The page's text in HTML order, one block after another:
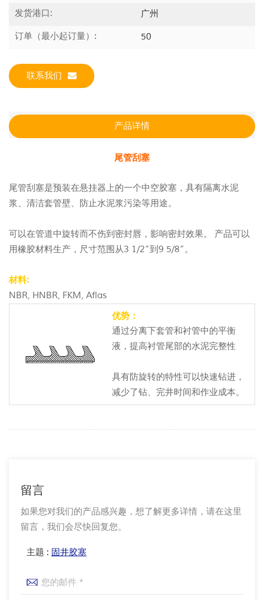
发货港口:
广州
订单（最小起订量）:
50
联系我们
产品详情
尾管刮塞
尾管刮塞是预装在悬挂器上的一个中空胶塞，具有隔离水泥
浆、清洁套管壁、防止水泥浆污染等用途。
可以在管道中旋转而不伤到密封唇，影响密封效果。 产品可以
用橡胶材料生产，尺寸范围从3 1/2”到9 5/8”。
材料:
NBR, HNBR, FKM, Aflas
优势：
通过分离下套管和衬管中的平衡
液，提高衬管尾部的水泥完整性
具有防旋转的特性可以快速钻进，
减少了钻、完井时间和作业成本。
留言
如果您对我们的产品感兴趣，想了解更多详情，请在这里
留言，我们会尽快回复您。
主题 : 固井胶塞